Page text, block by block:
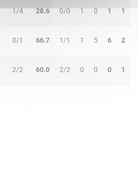
1/4 28.6 0/0 1 0 1 1
0/1 66.7 1/1 1 5 6 2
2/2 60.0 2/2 0 0 0 1